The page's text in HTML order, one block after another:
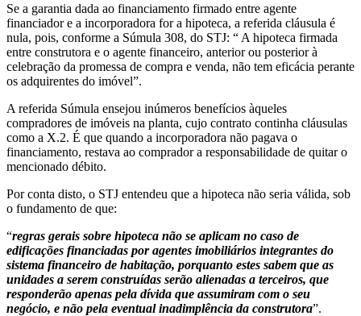
Se a garantia dada ao financiamento firmado entre agente
financiador e a incorporadora for a hipoteca, a referida cláusula é
nula, pois, conforme a Súmula 308, do STJ: “ A hipoteca firmada
entre construtora e o agente financeiro, anterior ou posterior à
celebração da promessa de compra e venda, não tem eficácia perante
os adquirentes do imóvel”.
A referida Súmula ensejou inúmeros benefícios àqueles
compradores de imóveis na planta, cujo contrato continha cláusulas
como a X.2. É que quando a incorporadora não pagava o
financiamento, restava ao comprador a responsabilidade de quitar o
mencionado débito.
Por conta disto, o STJ entendeu que a hipoteca não seria válida, sob
o fundamento de que:
“regras gerais sobre hipoteca não se aplicam no caso de
edificações financiadas por agentes imobiliários integrantes do
sistema financeiro de habitação, porquanto estes sabem que as
unidades a serem construídas serão alienadas a terceiros, que
responderão apenas pela dívida que assumiram com o seu
negócio, e não pela eventual inadimplência da construtora”.